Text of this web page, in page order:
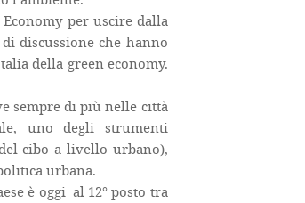
per uscire dalla
discussione che hanno
della green economy.
sempre di più nelle città
uno degli strumenti
cibo a livello urbano),
urbana.
è oggi al 12° posto tra